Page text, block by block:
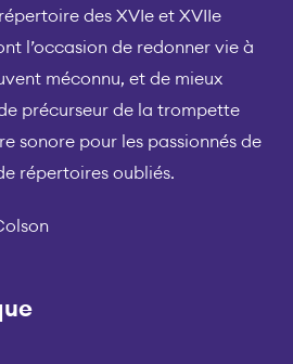
des XVIe et XVIIe
l’occasion de redonner vie à
méconnu, et de mieux
précurseur de la trompette
sonore pour les passionnés de
répertoires oubliés.